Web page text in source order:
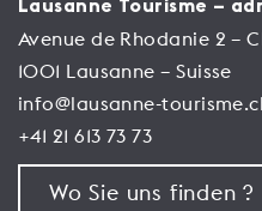
Lausanne Tourisme –
Avenue de Rhodanie 2 –
1001 Lausanne – Suisse
info@lausanne-
+41 21 613 73 73
Wo Sie uns finden ?